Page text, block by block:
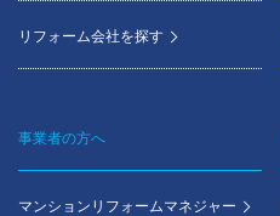
リフォーム会社を探す
事業者の方へ
マンションリフォームマネジャー